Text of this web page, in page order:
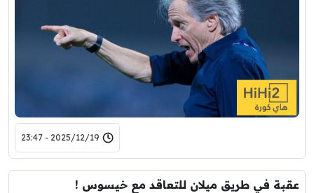
2025/12/19 - 23:47
عقبة في طريق ميلان للتعاقد مع خيسوس !